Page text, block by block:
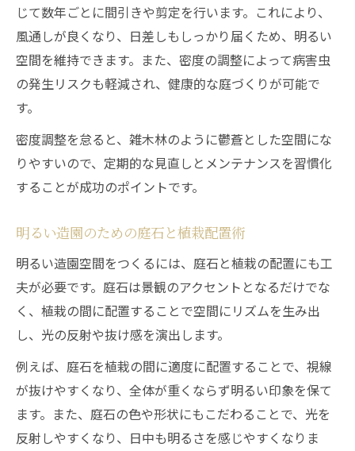
じて数年ごとに間引きや剪定を行います。これにより、
風通しが良くなり、日差しもしっかり届くため、明るい
空間を維持できます。また、密度の調整によって病害虫
の発生リスクも軽減され、健康的な庭づくりが可能で
す。
密度調整を怠ると、雑木林のように鬱蒼とした空間にな
りやすいので、定期的な見直しとメンテナンスを習慣化
することが成功のポイントです。
明るい造園のための庭石と植栽配置術
明るい造園空間をつくるには、庭石と植栽の配置にも工
夫が必要です。庭石は景観のアクセントとなるだけでな
く、植栽の間に配置することで空間にリズムを生み出
し、光の反射や抜け感を演出します。
例えば、庭石を植栽の間に適度に配置することで、視線
が抜けやすくなり、全体が重くならず明るい印象を保て
ます。また、庭石の色や形状にもこだわることで、光を
反射しやすくなり、日中も明るさを感じやすくなりま